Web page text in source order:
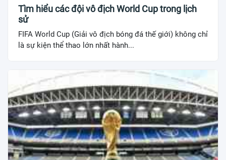
Tìm hiểu các đội vô địch World Cup trong lịch
sử
FIFA World Cup (Giải vô địch bóng đá thế giới) không chỉ
là sự kiện thể thao lớn nhất hành...